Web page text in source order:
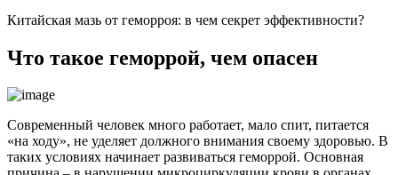
Китайская мазь от геморроя: в чем секрет эффективности?
Что такое геморрой, чем опасен
Современный человек много работает, мало спит, питается
«на ходу», не уделяет должного внимания своему здоровью. В
таких условиях начинает развиваться геморрой. Основная